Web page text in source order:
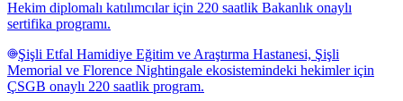
Hekim diplomalı katılımcılar için 220 saatlik Bakanlık onaylı
sertifika programı.
Şişli Etfal Hamidiye Eğitim ve Araştırma Hastanesi, Şişli
Memorial ve Florence Nightingale ekosistemindeki hekimler için
ÇSGB onaylı 220 saatlik program.